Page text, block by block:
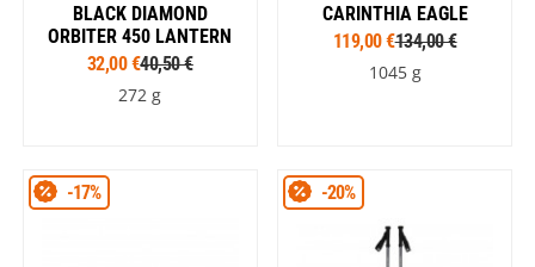
BLACK DIAMOND
ORBITER 450 LANTERN
32,00 €40,50 €
272 g
CARINTHIA EAGLE
119,00 €134,00 €
1045 g
-17% -20%